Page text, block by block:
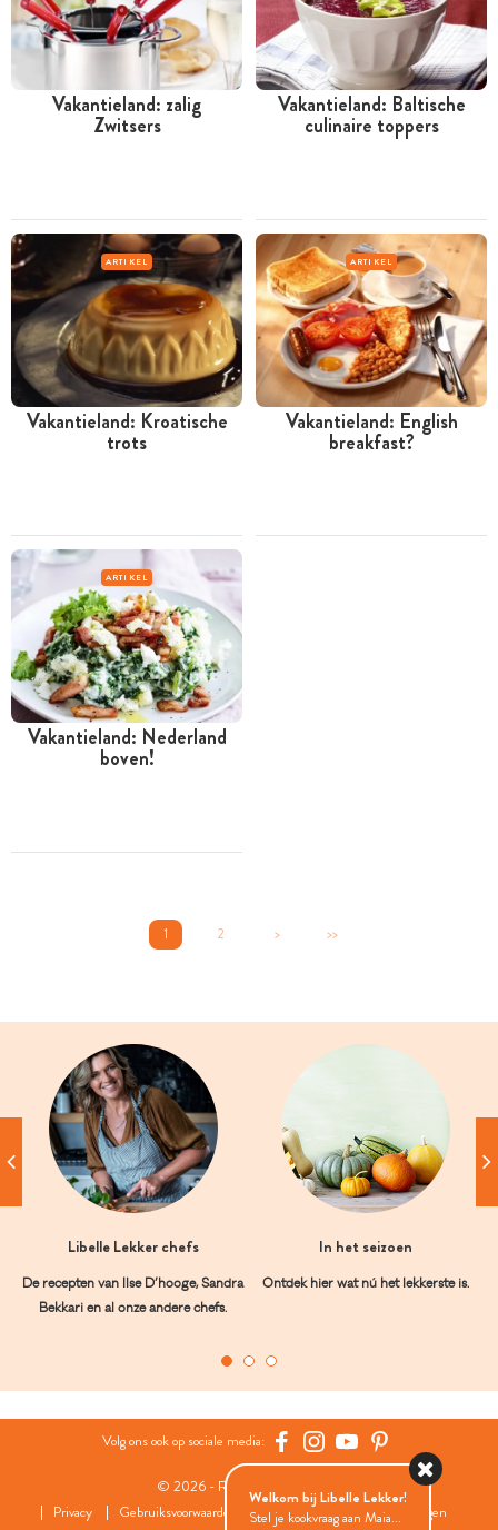
Vakantieland: zalig
Zwitsers
Vakantieland: Baltische
culinaire toppers
ARTIKEL
Vakantieland: Kroatische
trots
ARTIKEL
Vakantieland: English
breakfast?
ARTIKEL
Vakantieland: Nederland
boven!
1 2 > >>
Libelle Lekker chefs
De recepten van Ilse D’hooge, Sandra
Bekkari en al onze andere chefs.
In het seizoen
Ontdek hier wat nú het lekkerste is.
Volg ons ook op sociale media:
© 2026 - Roularta Media Group
Privacy
Gebruiksvoorwaarden Cookies Cookies instellingen
Welkom bij Libelle Lekker!
Stel je kookvraag aan Maia...